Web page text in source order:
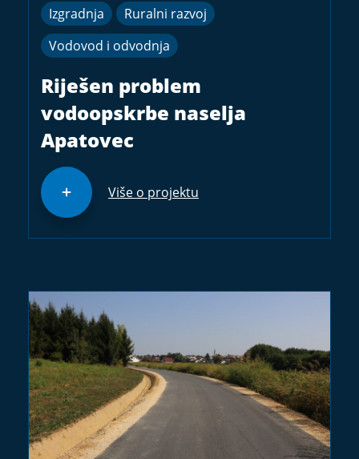
Izgradnja
Ruralni razvoj
Vodovod i odvodnja
Riješen problem
vodoopskrbe naselja
Apatovec
Više o projektu